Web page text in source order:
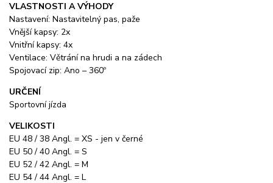
VLASTNOSTI A VÝHODY
Nastavení: Nastavitelný pas, paže
Vnější kapsy: 2x
Vnitřní kapsy: 4x
Ventilace: Větrání na hrudi a na zádech
Spojovací zip: Ano – 360º
URČENÍ
Sportovní jízda
VELIKOSTI
EU 48 / 38 Angl. = XS - jen v černé
EU 50 / 40 Angl. = S
EU 52 / 42 Angl. = M
EU 54 / 44 Angl. = L